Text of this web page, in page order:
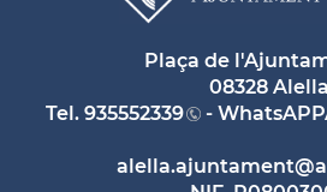
Plaça de
08328 Alella
Tel. 935552339 -
alella.ajuntament